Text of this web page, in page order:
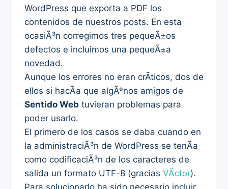
WordPress que exporta a PDF los
contenidos de nuestros posts. En esta
ocasiÃ³n corregimos tres pequeÃ±os
defectos e incluimos una pequeÃ±a
novedad.
Aunque los errores no eran crÃ­ticos, dos de
ellos si hacÃ­a que algÃºnos amigos de
Sentido Web tuvieran problemas para
poder usarlo.
El primero de los casos se daba cuando en
la administraciÃ³n de WordPress se tenÃ­a
como codificaciÃ³n de los caracteres de
salida un formato UTF-8 (gracias VÃ­ctor).
Para solucionarlo ha sido necesario incluir